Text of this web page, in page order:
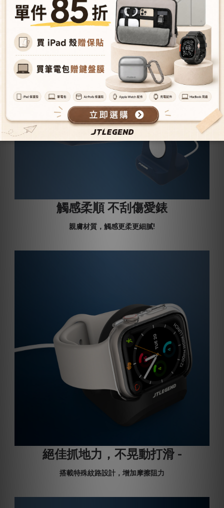
觸感柔順 不刮傷愛錶
親膚材質，觸感更柔更細膩!
絕佳抓地力，不晃動打滑 -
搭載特殊紋路設計，增加摩擦阻力